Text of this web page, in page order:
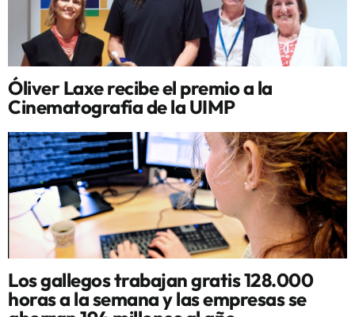
Óliver Laxe recibe el premio a la
Cinematografía de la UIMP
Los gallegos trabajan gratis 128.000
horas a la semana y las empresas se